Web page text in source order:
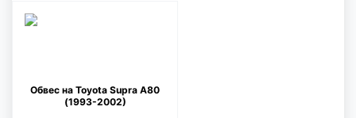
Обвес на Toyota Supra A80
(1993-2002)